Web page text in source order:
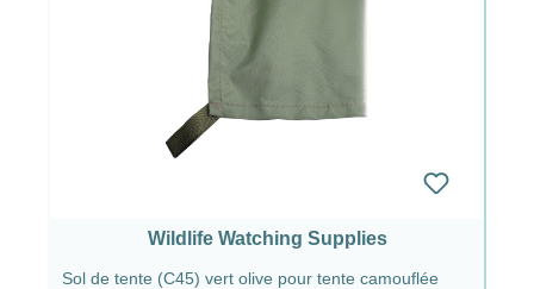
Wildlife Watching Supplies
Sol de tente (C45) vert olive pour tente camouflée